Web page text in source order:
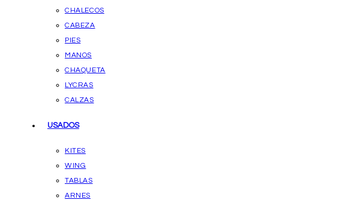
CHALECOS
CABEZA
PIES
MANOS
CHAQUETA
LYCRAS
CALZAS
USADOS
KITES
WING
TABLAS
ARNES